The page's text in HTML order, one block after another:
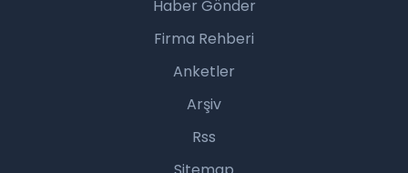
Haber Gönder
Firma Rehberi
Anketler
Arşiv
Rss